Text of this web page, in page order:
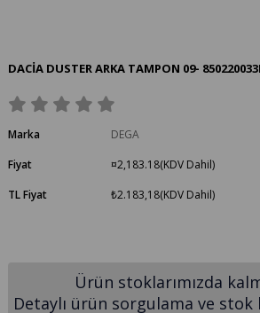
DACİA DUSTER ARKA TAMPON 09-
Marka
DEGA
Fiyat
¤2,183.18(KDV Dahil)
TL Fiyat
₺2.183,18(KDV Dahil)
Ürün stoklarımızda
Detaylı ürün sorgulama ve